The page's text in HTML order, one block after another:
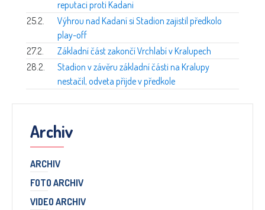
reputaci proti Kadani
25.2.
Výhrou nad Kadaní si Stadion zajistil předkolo
play-off
27.2.
Základní část zakončí Vrchlabí v Kralupech
28.2.
Stadion v závěru základní části na Kralupy
nestačil, odveta přijde v předkole
Archiv
ARCHIV
FOTO ARCHIV
VIDEO ARCHIV